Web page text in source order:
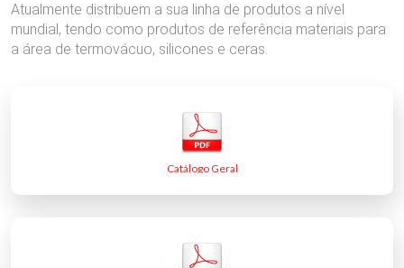
Atualmente distribuem a sua linha de produtos a nível
mundial, tendo como produtos de referência materiais para
a área de termovácuo, silicones e ceras.
Catálogo Geral